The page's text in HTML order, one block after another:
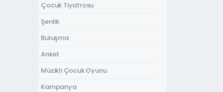
Çocuk Tiyatrosu
Şenlik
Buluşma
Anket
Müzikli Çocuk Oyunu
Kampanya